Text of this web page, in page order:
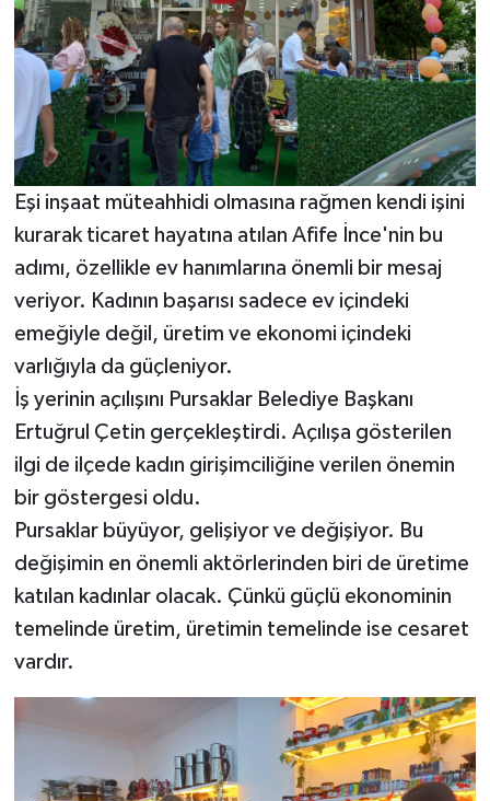
Eşi inşaat müteahhidi olmasına rağmen kendi işini
kurarak ticaret hayatına atılan Afife İnce'nin bu
adımı, özellikle ev hanımlarına önemli bir mesaj
veriyor. Kadının başarısı sadece ev içindeki
emeğiyle değil, üretim ve ekonomi içindeki
varlığıyla da güçleniyor.
İş yerinin açılışını Pursaklar Belediye Başkanı
Ertuğrul Çetin gerçekleştirdi. Açılışa gösterilen
ilgi de ilçede kadın girişimciliğine verilen önemin
bir göstergesi oldu.
Pursaklar büyüyor, gelişiyor ve değişiyor. Bu
değişimin en önemli aktörlerinden biri de üretime
katılan kadınlar olacak. Çünkü güçlü ekonominin
temelinde üretim, üretimin temelinde ise cesaret
vardır.